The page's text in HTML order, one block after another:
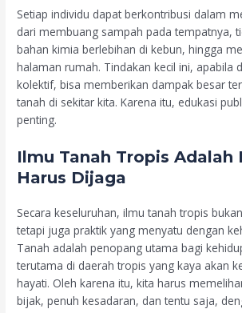
Setiap individu dapat berkontribusi dalam
dari membuang sampah pada tempatnya,
bahan kimia berlebihan di kebun, hingga
halaman rumah. Tindakan kecil ini, apabila
kolektif, bisa memberikan dampak besar
tanah di sekitar kita. Karena itu, edukasi
penting.
Ilmu Tanah Tropis Adalah
Harus Dijaga
Secara keseluruhan, ilmu tanah tropis
tetapi juga praktik yang menyatu dengan
Tanah adalah penopang utama bagi
terutama di daerah tropis yang kaya akan
hayati. Oleh karena itu, kita harus
bijak, penuh kesadaran, dan tentu saja,